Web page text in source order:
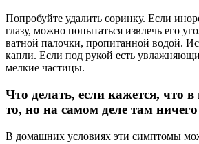
Попробуйте удалить соринку. Если
глазу, можно попытаться извлечь его
ватной палочки, пропитанной водой.
капли. Если под рукой есть
мелкие частицы.
Что делать, если кажется, что
то, но на самом деле там ничего
В домашних условиях эти симптомы